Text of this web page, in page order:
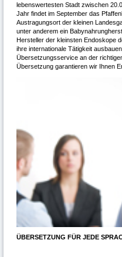
lebenswertesten Stadt zwischen
Jahr findet im September das
Austragungsort der kleinen
unter anderem ein
Hersteller der kleinsten Endoskope
ihre internationale Tätigkeit
Übersetzungsservice an der
Übersetzung garantieren wir Ihnen
ÜBERSETZUNG FÜR JEDE